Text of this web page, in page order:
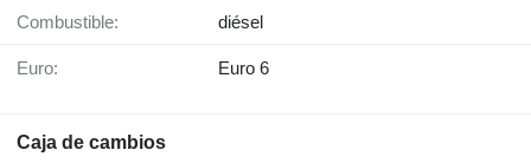
Combustible: diésel
Euro: Euro 6
Caja de cambios